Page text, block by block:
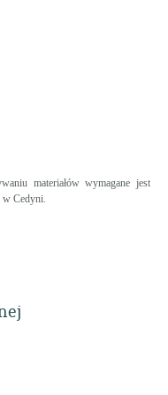
materiałów wymagane jest
w Cedyni.